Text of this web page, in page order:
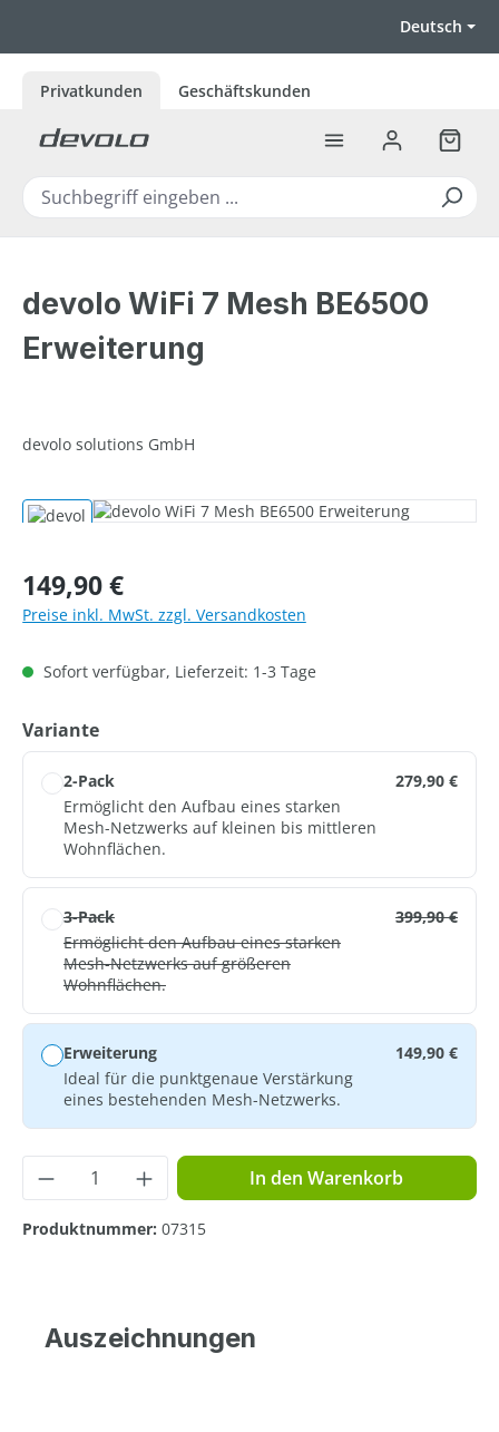
Deutsch
Privatkunden Geschäftskunden
devolo WiFi 7 Mesh BE6500
Erweiterung
devolo solutions GmbH
Bildergalerie überspringen
Regulärer Preis:
149,90 €
Preise inkl. MwSt. zzgl. Versandkosten
Sofort verfügbar, Lieferzeit: 1-3 Tage
Varianteauswählen
2-Pack
Ermöglicht den Aufbau eines starken
Mesh-Netzwerks auf kleinen bis mittleren
Wohnflächen.
279,90 €
3-Pack
Ermöglicht den Aufbau eines starken
Mesh-Netzwerks auf größeren
Wohnflächen.
399,90 €
Erweiterung
Ideal für die punktgenaue Verstärkung
eines bestehenden Mesh-Netzwerks.
149,90 €
Produkt Anzahl: Gib den gewünschten
In den Warenkorb
Produktnummer: 07315
Auszeichnungen